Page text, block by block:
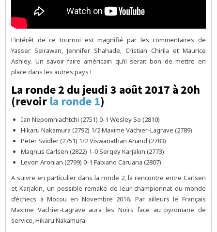
L’intérêt de ce tournoi est magnifié par les commentaires de
Yasser Seirawan, Jennifer Shahade, Cristian Chirila et Maurice
Ashley. Un savoir-faire américain qu’il serait bon de mettre en
place dans les autres pays !
La ronde 2 du jeudi 3 août 2017 à 20h
(revoir la ronde 1)
Ian Nepomniachtchi (2751) 0-1 Wesley So (2810)
Hikaru Nakamura (2792) 1/2 Maxime Vachier-Lagrave (2789)
Peter Svidler (2751) 1/2 Viswanathan Anand (2783)
Magnus Carlsen (2822) 1-0 Sergey Karjakin (2773)
Levon Aronian (2799) 0-1 Fabiano Caruana (2807)
A suivre en particulier dans la ronde 2, la rencontre entre Carlsen
et Karjakin, un possible remake de leur championnat du monde
d’échecs à Mocou en Novembre 2016. Par ailleurs le Français
Maxime Vachier-Lagrave aura les Noirs face au pyromane de
service, Hikaru Nakamura.